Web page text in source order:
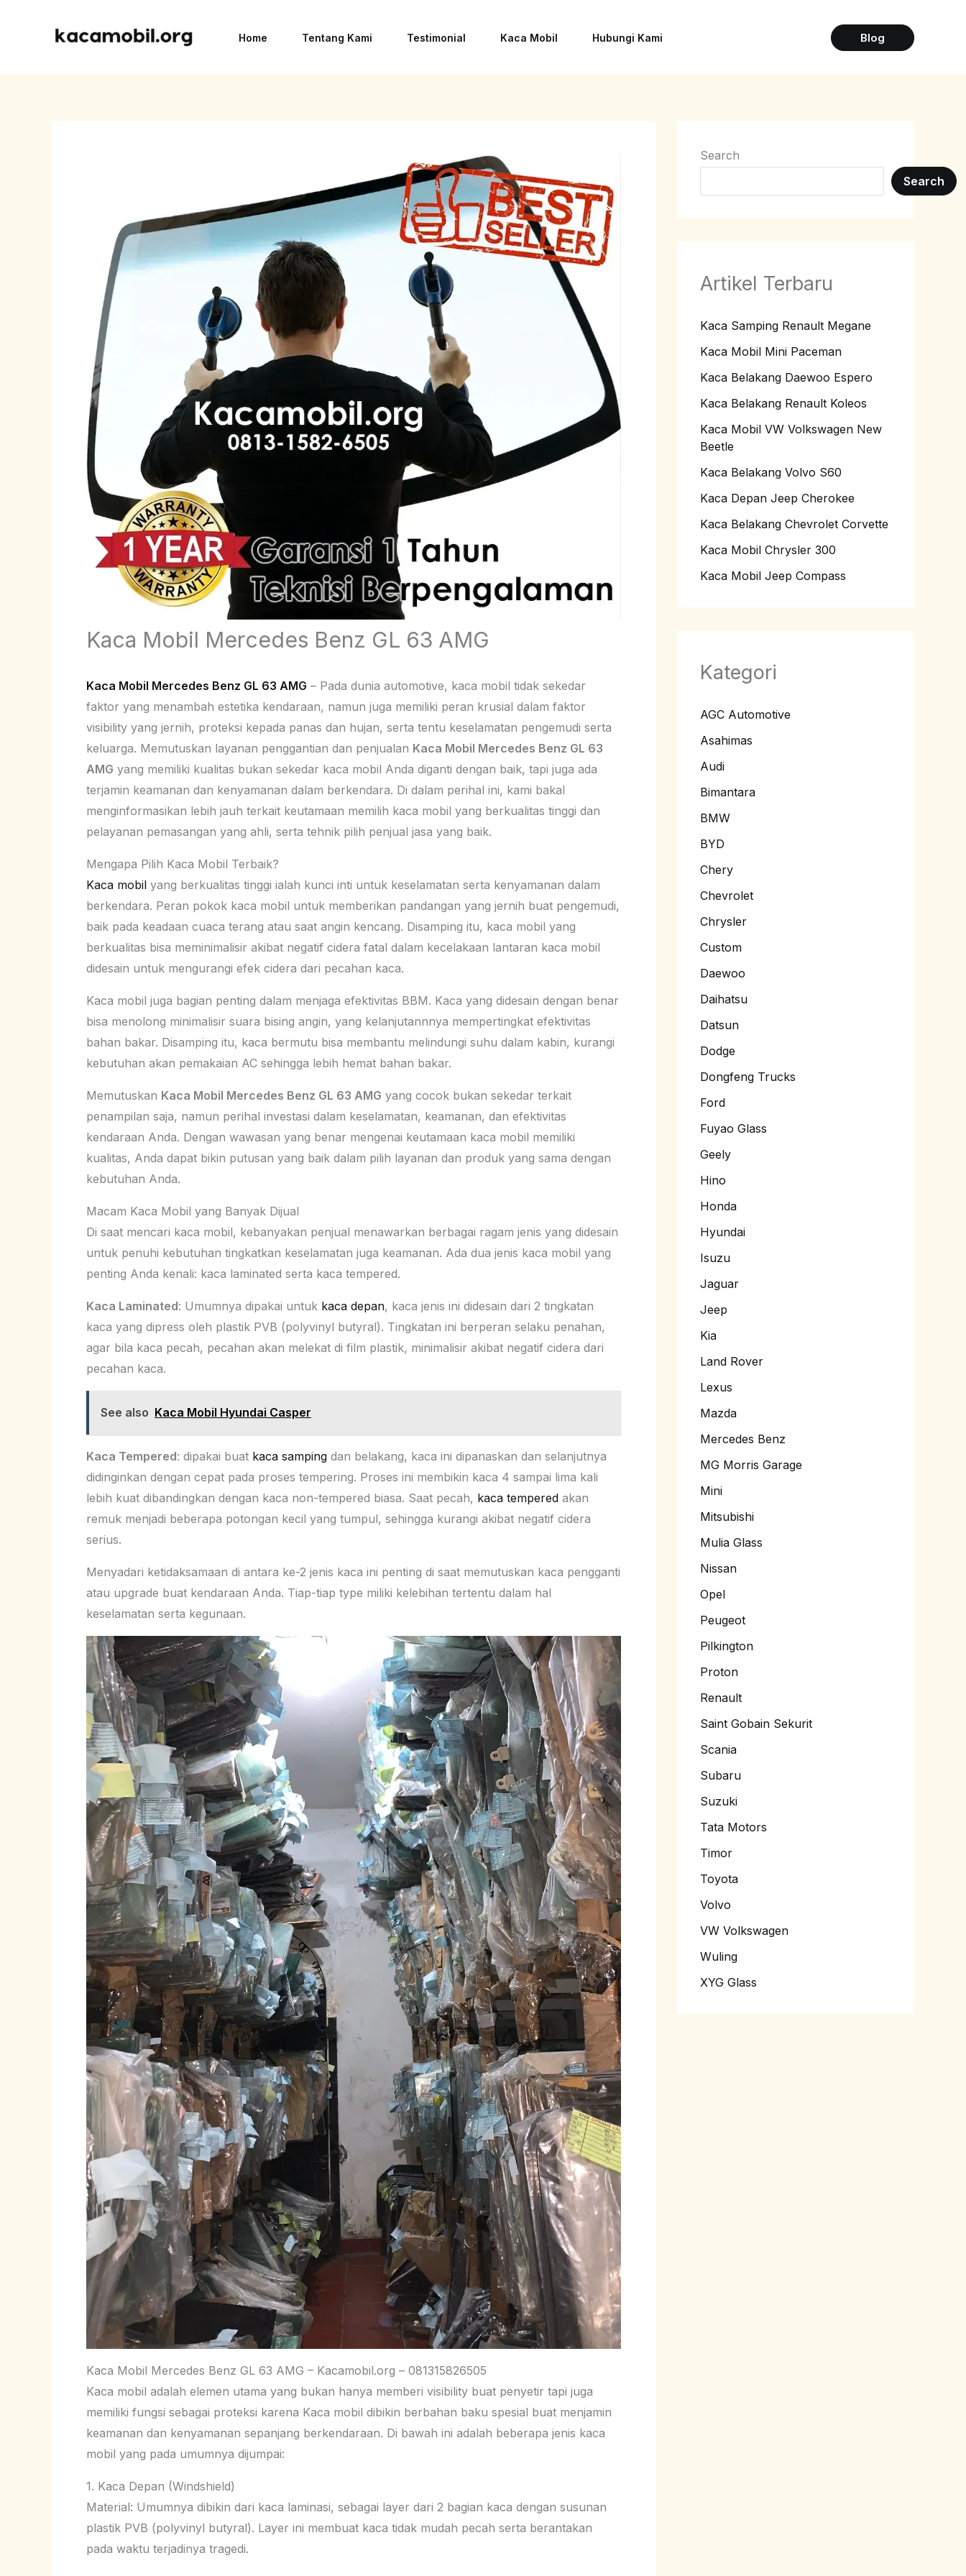
Home Tentang Kami Testimonial Kaca Mobil Hubungi Kami Blog
Kaca Mobil Mercedes Benz GL 63 AMG
Kaca Mobil Mercedes Benz GL 63 AMG – Pada dunia automotive, kaca mobil tidak sekedar
faktor yang menambah estetika kendaraan, namun juga memiliki peran krusial dalam faktor
visibility yang jernih, proteksi kepada panas dan hujan, serta tentu keselamatan pengemudi serta
keluarga. Memutuskan layanan penggantian dan penjualan Kaca Mobil Mercedes Benz GL 63
AMG yang memiliki kualitas bukan sekedar kaca mobil Anda diganti dengan baik, tapi juga ada
terjamin keamanan dan kenyamanan dalam berkendara. Di dalam perihal ini, kami bakal
menginformasikan lebih jauh terkait keutamaan memilih kaca mobil yang berkualitas tinggi dan
pelayanan pemasangan yang ahli, serta tehnik pilih penjual jasa yang baik.
Mengapa Pilih Kaca Mobil Terbaik?
Kaca mobil yang berkualitas tinggi ialah kunci inti untuk keselamatan serta kenyamanan dalam
berkendara. Peran pokok kaca mobil untuk memberikan pandangan yang jernih buat pengemudi,
baik pada keadaan cuaca terang atau saat angin kencang. Disamping itu, kaca mobil yang
berkualitas bisa meminimalisir akibat negatif cidera fatal dalam kecelakaan lantaran kaca mobil
didesain untuk mengurangi efek cidera dari pecahan kaca.
Kaca mobil juga bagian penting dalam menjaga efektivitas BBM. Kaca yang didesain dengan benar
bisa menolong minimalisir suara bising angin, yang kelanjutannnya mempertingkat efektivitas
bahan bakar. Disamping itu, kaca bermutu bisa membantu melindungi suhu dalam kabin, kurangi
kebutuhan akan pemakaian AC sehingga lebih hemat bahan bakar.
Memutuskan Kaca Mobil Mercedes Benz GL 63 AMG yang cocok bukan sekedar terkait
penampilan saja, namun perihal investasi dalam keselamatan, keamanan, dan efektivitas
kendaraan Anda. Dengan wawasan yang benar mengenai keutamaan kaca mobil memiliki
kualitas, Anda dapat bikin putusan yang baik dalam pilih layanan dan produk yang sama dengan
kebutuhan Anda.
Macam Kaca Mobil yang Banyak Dijual
Di saat mencari kaca mobil, kebanyakan penjual menawarkan berbagai ragam jenis yang didesain
untuk penuhi kebutuhan tingkatkan keselamatan juga keamanan. Ada dua jenis kaca mobil yang
penting Anda kenali: kaca laminated serta kaca tempered.
Kaca Laminated: Umumnya dipakai untuk kaca depan, kaca jenis ini didesain dari 2 tingkatan
kaca yang dipress oleh plastik PVB (polyvinyl butyral). Tingkatan ini berperan selaku penahan,
agar bila kaca pecah, pecahan akan melekat di film plastik, minimalisir akibat negatif cidera dari
pecahan kaca.
See also Kaca Mobil Hyundai Casper
Kaca Tempered: dipakai buat kaca samping dan belakang, kaca ini dipanaskan dan selanjutnya
didinginkan dengan cepat pada proses tempering. Proses ini membikin kaca 4 sampai lima kali
lebih kuat dibandingkan dengan kaca non-tempered biasa. Saat pecah, kaca tempered akan
remuk menjadi beberapa potongan kecil yang tumpul, sehingga kurangi akibat negatif cidera
serius.
Menyadari ketidaksamaan di antara ke-2 jenis kaca ini penting di saat memutuskan kaca pengganti
atau upgrade buat kendaraan Anda. Tiap-tiap type miliki kelebihan tertentu dalam hal
keselamatan serta kegunaan.
Kaca Mobil Mercedes Benz GL 63 AMG – Kacamobil.org – 081315826505
Kaca mobil adalah elemen utama yang bukan hanya memberi visibility buat penyetir tapi juga
memiliki fungsi sebagai proteksi karena Kaca mobil dibikin berbahan baku spesial buat menjamin
keamanan dan kenyamanan sepanjang berkendaraan. Di bawah ini adalah beberapa jenis kaca
mobil yang pada umumnya dijumpai:
1. Kaca Depan (Windshield)
Material: Umumnya dibikin dari kaca laminasi, sebagai layer dari 2 bagian kaca dengan susunan
plastik PVB (polyvinyl butyral). Layer ini membuat kaca tidak mudah pecah serta berantakan
pada waktu terjadinya tragedi.
Search
Search
Artikel Terbaru
Kaca Samping Renault Megane
Kaca Mobil Mini Paceman
Kaca Belakang Daewoo Espero
Kaca Belakang Renault Koleos
Kaca Mobil VW Volkswagen New
Beetle
Kaca Belakang Volvo S60
Kaca Depan Jeep Cherokee
Kaca Belakang Chevrolet Corvette
Kaca Mobil Chrysler 300
Kaca Mobil Jeep Compass
Kategori
AGC Automotive
Asahimas
Audi
Bimantara
BMW
BYD
Chery
Chevrolet
Chrysler
Custom
Daewoo
Daihatsu
Datsun
Dodge
Dongfeng Trucks
Ford
Fuyao Glass
Geely
Hino
Honda
Hyundai
Isuzu
Jaguar
Jeep
Kia
Land Rover
Lexus
Mazda
Mercedes Benz
MG Morris Garage
Mini
Mitsubishi
Mulia Glass
Nissan
Opel
Peugeot
Pilkington
Proton
Renault
Saint Gobain Sekurit
Scania
Subaru
Suzuki
Tata Motors
Timor
Toyota
Volvo
VW Volkswagen
Wuling
XYG Glass